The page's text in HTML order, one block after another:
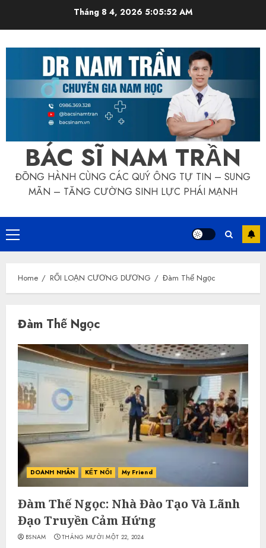
Tháng 8 4, 2026 5:05:52 AM
BÁC SĨ NAM TRẦN
ĐỒNG HÀNH CÙNG CÁC QUÝ ÔNG TỰ TIN – SUNG
MÃN – TĂNG CƯỜNG SINH LỰC PHÁI MẠNH
Primary
Menu
Home RỐI LOẠN CƯƠNG DƯƠNG Đàm Thế Ngọc
Đàm Thế Ngọc
DOANH NHÂN KẾT NỐI My Friend
Đàm Thế Ngọc: Nhà Đào Tạo Và Lãnh
Đạo Truyền Cảm Hứng
BSNAM THÁNG MƯỜI MỘT 22, 2024